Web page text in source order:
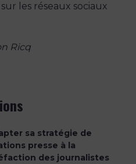
les réseaux sociaux
Ricq
sa stratégie de
presse à la
des journalistes